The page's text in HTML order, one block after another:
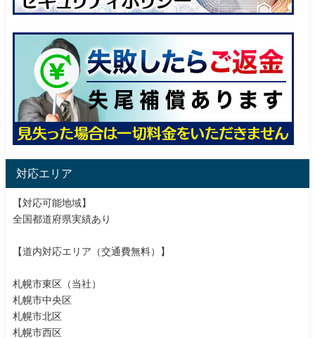
対応エリア
【対応可能地域】
全国都道府県実績あり
【道内対応エリア（交通費無料）】
札幌市東区（当社）
札幌市中央区
札幌市北区
札幌市西区